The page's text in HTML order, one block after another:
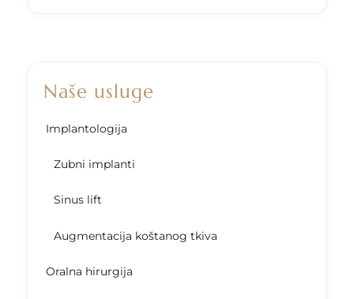
Naše usluge
Implantologija
Zubni implanti
Sinus lift
Augmentacija koštanog tkiva
Oralna hirurgija